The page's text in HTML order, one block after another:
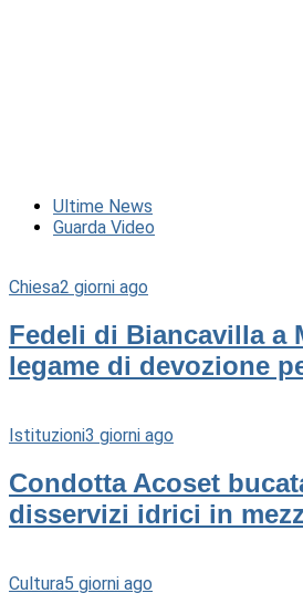
Ultime News
Guarda Video
Chiesa2 giorni ago
Fedeli di Biancavilla a
legame di devozione
Istituzioni3 giorni ago
Condotta Acoset
disservizi idrici in
Cultura5 giorni ago